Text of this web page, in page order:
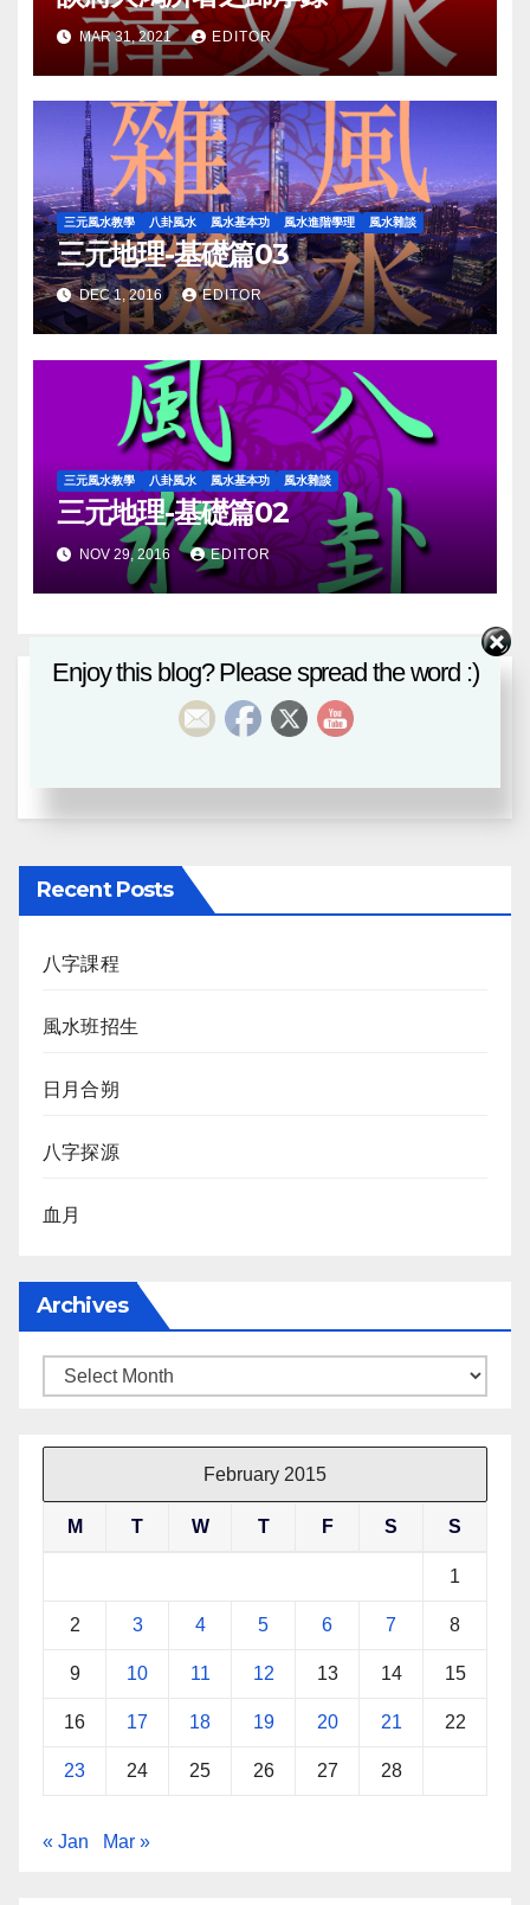
MAR 31, 2021 EDITOR
三元風水教學 八卦風水 風水基本功 風水進階學理 風水雜談
三元地理-基礎篇03
DEC 1, 2016 EDITOR
三元風水教學 八卦風水 風水基本功 風水雜談
三元地理-基礎篇02
NOV 29, 2016 EDITOR
Leave a Reply
Recent Posts
八字課程
風水班招生
日月合朔
八字探源
血月
Archives
Archives
February 2015
M T W T F S S
1
2 3 4 5 6 7 8
9 10 11 12 13 14 15
16 17 18 19 20 21 22
23 24 25 26 27 28
« Jan Mar »
Enjoy this blog? Please spread the word :)